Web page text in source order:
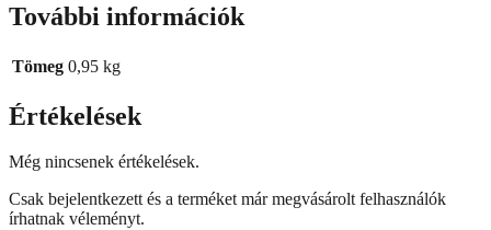
További információk
Tömeg 0,95 kg
Értékelések
Még nincsenek értékelések.
Csak bejelentkezett és a terméket már megvásárolt felhasználók
írhatnak véleményt.